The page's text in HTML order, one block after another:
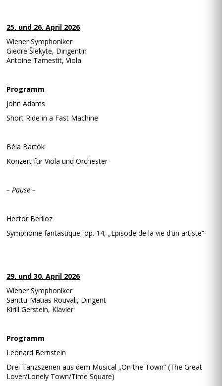
25. und 26. April 2026
Wiener Symphoniker
Giedrė Šlekytė, Dirigentin
Antoine Tamestit, Viola
Programm
John Adams
Short Ride in a Fast Machine
Béla Bartók
Konzert für Viola und Orchester
– Pause –
Hector Berlioz
Symphonie fantastique, op. 14, „Episode de la vie d’un artiste“
29. und 30. April 2026
Wiener Symphoniker
Santtu-Matias Rouvali, Dirigent
Kirill Gerstein, Klavier
Programm
Leonard Bernstein
Drei Tanzszenen aus dem Musical „On the Town” (The Great
Lover/Lonely Town/Time Square)